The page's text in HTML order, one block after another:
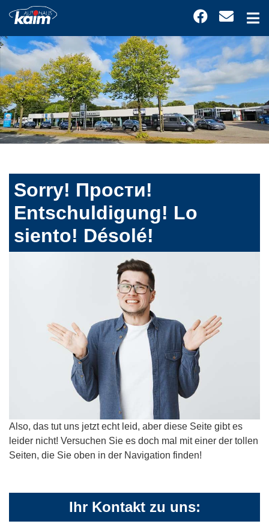
Sorry! Прости!
Entschuldigung! Lo
siento! Désolé!
Also, das tut uns jetzt echt leid, aber diese Seite gibt es
leider nicht! Versuchen Sie es doch mal mit einer der tollen
Seiten, die Sie oben in der Navigation finden!
Ihr Kontakt zu uns: